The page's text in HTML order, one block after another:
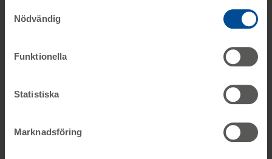
när du kontaktade oss gällande ditt samtycke. Du kan
även själv ändra ditt samtycke direkt genom att klicka på
Nödvändig
Funktionella
Statistiska
Marknadsföring
Stenhuset.
Ågrenska